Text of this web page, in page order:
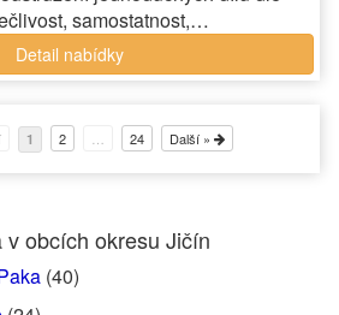
samostatnost,…
Detail nabídky
1 2 24 Další »
obcích okresu Jičín
(40)